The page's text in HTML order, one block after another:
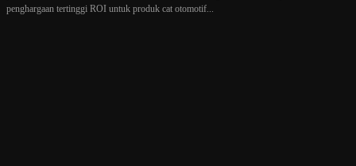
penghargaan tertinggi ROI untuk produk cat otomotif...